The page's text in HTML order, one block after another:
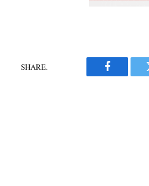
SHARE.
Facebook